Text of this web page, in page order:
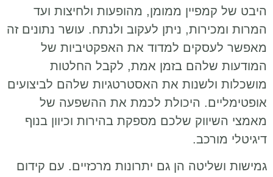
היבט של קמפיין ממומן, מהופעות ולחיצות ועד
המרות ומכירות, ניתן לעקוב ולנתח. עושר נתונים זה
מאפשר לעסקים למדוד את האפקטיביות של
המודעות שלהם בזמן אמת, לקבל החלטות
מושכלות ולשנות את האסטרטגיות שלהם לביצועים
אופטימליים. היכולת לכמת את ההשפעה של
מאמצי השיווק שלכם מספקת בהירות וכיוון בנוף
דיגיטלי מורכב.
גמישות ושליטה הן גם יתרונות מרכזיים. עם קידום